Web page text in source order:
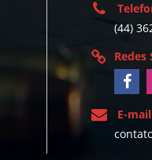
(44)
Redes
E-